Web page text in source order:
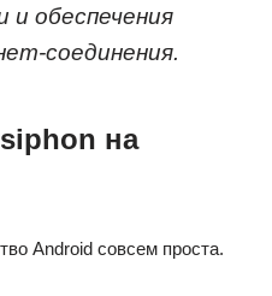
обеспечения
соединения.
на
Android совсем проста.